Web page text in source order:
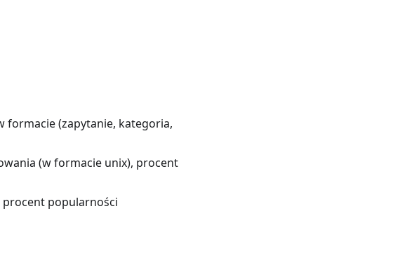
formacie (zapytanie, kategoria,
(w formacie unix), procent
procent popularności